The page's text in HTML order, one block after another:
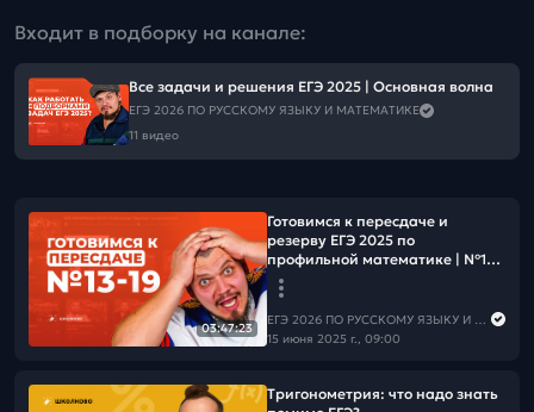
Входит в подборку на канале:
Все задачи и решения ЕГЭ 2025 | Основная волна
ЕГЭ 2026 ПО РУССКОМУ ЯЗЫКУ И МАТЕМАТИКЕ
11 видео
03:47:23
Готовимся к пересдаче и
резерву ЕГЭ 2025 по
профильной математике | №13-
19
ЕГЭ 2026 ПО РУССКОМУ ЯЗЫКУ И МАТЕМАТИКЕ
15 июня 2025 г., 09:00
Тригонометрия: что надо знать